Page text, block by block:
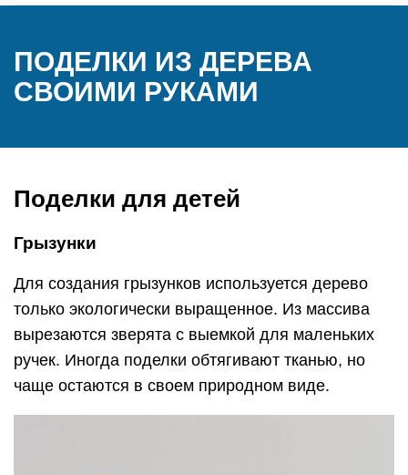
ПОДЕЛКИ ИЗ ДЕРЕВА
СВОИМИ РУКАМИ
Поделки для детей
Грызунки
Для создания грызунков используется дерево
только экологически выращенное. Из массива
вырезаются зверята с выемкой для маленьких
ручек. Иногда поделки обтягивают тканью, но
чаще остаются в своем природном виде.